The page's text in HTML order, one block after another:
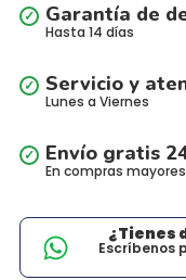
Garantía de
Hasta 14 días
Servicio y
Lunes a Viernes
Envío gratis
En compras
¿Tienes
Escríbenos